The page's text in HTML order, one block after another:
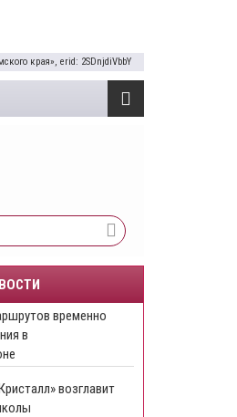
края», erid: 2SDnjdiVbbY
временно
в
возглавит